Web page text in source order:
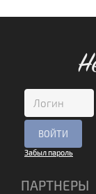
Забыл пароль
ПАРТНЕРЫ